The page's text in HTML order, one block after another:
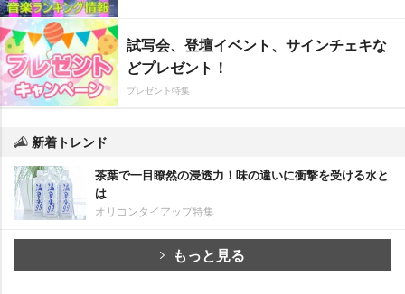
試写会、登壇イベント、サインチェキな
どプレゼント！
プレゼント特集
新着トレンド
茶葉で一目瞭然の浸透力！味の違いに衝撃を受ける水と
は
オリコンタイアップ特集
もっと見る